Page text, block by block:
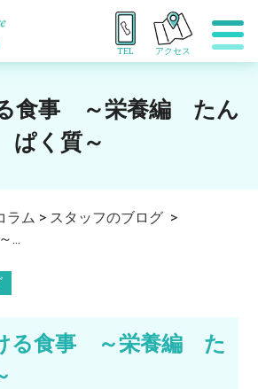
TEL アクセス
食事 ～栄養編 たん
ぱく質～
ラム > スタッフのブログ >
...
る食事 ～栄養編 た